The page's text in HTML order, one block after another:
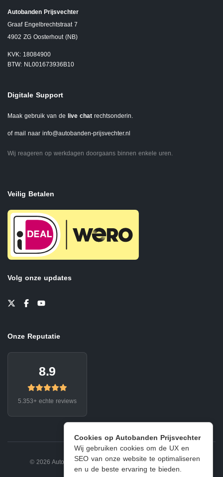
Cookies op Autobanden Prijsvechter
Wij gebruiken cookies om de UX en
SEO van onze website te optimaliseren
en u de beste ervaring te bieden.
Autobanden Prijsvechter
Graaf Engelbrechtstraat 7
4902 ZG Oosterhout (NB)
KVK: 18084900
BTW: NL001673936B10
Digitale Support
Maak gebruik van de live chat rechtsonderin.
of mail naar info@autobanden-prijsvechter.nl
Wij reageren op werkdagen doorgaans binnen enkele uren.
Veilig Betalen
Volg onze updates
Onze Reputatie
8.9
5.353+ echte reviews
© 2026 Autobanden Prijsvechter. Privacy | Voorwaarden